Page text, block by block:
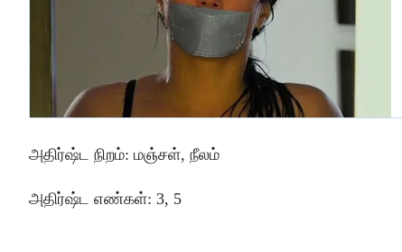
அதிர்ஷ்ட நிறம்: மஞ்சள், நீலம்
அதிர்ஷ்ட எண்கள்: 3, 5